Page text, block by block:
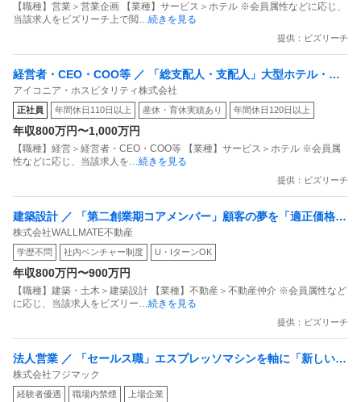
【職種】営業＞営業企画 【業種】サービス＞ホテル ※会員属性などに応じ、
当該求人をビズリーチ上で閲…続きを見る
提供：ビズリーチ
経営者・CEO・COO等 ／ 「総支配人・支配人」大型ホテル・旅
館のマネジメントをお任せします
アイコニア・ホスピタリティ株式会社
正社員 年間休日110日以上 産休・育休実績あり 年間休日120日以上
年収800万円〜1,000万円
【職種】経営＞経営者・CEO・COO等 【業種】サービス＞ホテル ※会員属
性などに応じ、当該求人を…続きを見る
提供：ビズリーチ
建築設計 ／ 「第二創業期コアメンバー」顧客の夢を「適正価格」
で実現する／一気通貫の「住宅設計職」
株式会社WALLMATE不動産
学歴不問 社内ベンチャー制度 U・IターンOK
年収800万円〜900万円
【職種】建築・土木＞建築設計 【業種】不動産＞不動産仲介 ※会員属性など
に応じ、当該求人をビズリー…続きを見る
提供：ビズリーチ
法人営業 ／ 「セールス職」エスプレッソマシンを軸に「新しいカ
フェ文化」を一緒に創りましょう
株式会社フジマック
経験者優遇 職場内禁煙 上場企業